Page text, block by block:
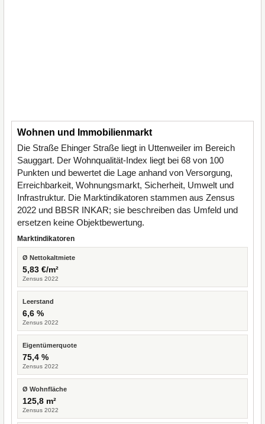
Wohnen und Immobilienmarkt
Die Straße Ehinger Straße liegt in Uttenweiler im Bereich
Sauggart. Der Wohnqualität-Index liegt bei 68 von 100
Punkten und bewertet die Lage anhand von Versorgung,
Erreichbarkeit, Wohnungsmarkt, Sicherheit, Umwelt und
Infrastruktur. Die Marktindikatoren stammen aus Zensus
2022 und BBSR INKAR; sie beschreiben das Umfeld und
ersetzen keine Objektbewertung.
Marktindikatoren
Ø Nettokaltmiete
5,83 €/m²
Zensus 2022
Leerstand
6,6 %
Zensus 2022
Eigentümerquote
75,4 %
Zensus 2022
Ø Wohnfläche
125,8 m²
Zensus 2022